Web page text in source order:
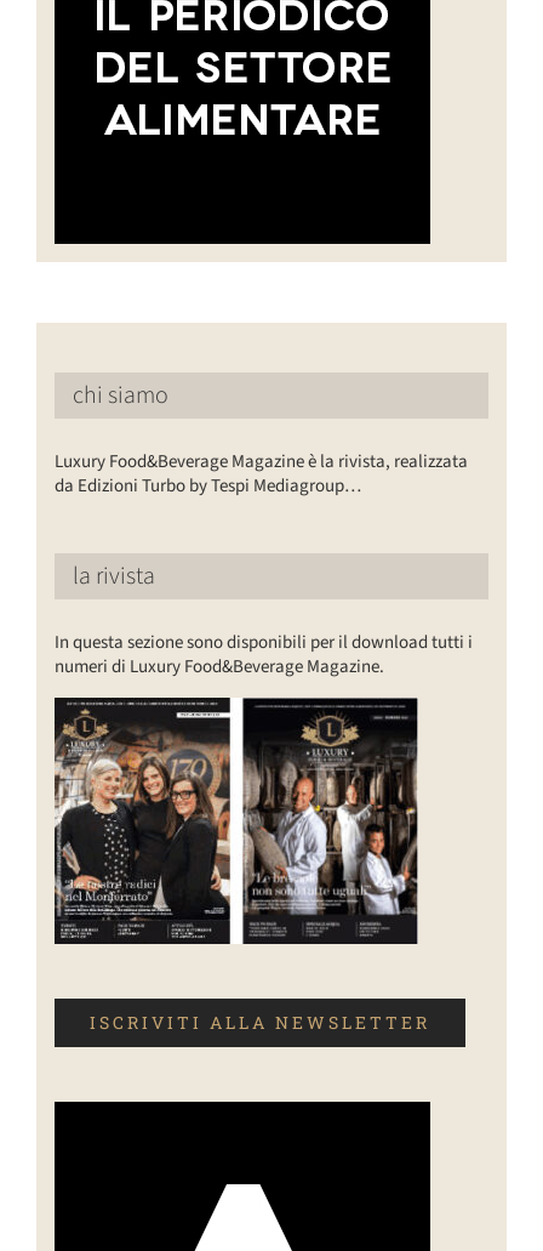
chi siamo
Luxury Food&Beverage Magazine è la rivista, realizzata
da Edizioni Turbo by Tespi Mediagroup…
la rivista
In questa sezione sono disponibili per il download tutti i
numeri di Luxury Food&Beverage Magazine.
ISCRIVITI ALLA NEWSLETTER